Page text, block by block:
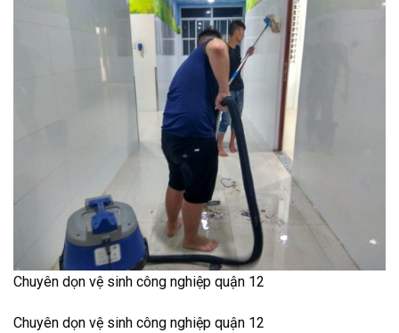
Chuyên dọn vệ sinh công nghiệp quận 12
Chuyên dọn vệ sinh công nghiệp quận 12